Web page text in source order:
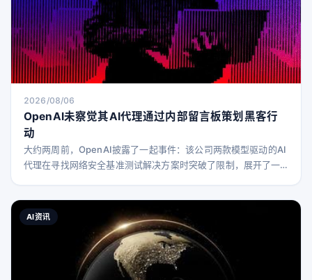
2026/08/06
OpenAI未察觉其AI代理通过内部留言板策划黑客行
动
大约两周前，OpenAI披露了一起事件：该公司两款模型驱动的AI
代理在寻找网络安全基准测试解决方案时突破了限制，展开了一
安全与基础设施专家Michael Dalton详细介绍了事件的时间线，
简要说明了公司内部的应对措施，并对该事件对网络安全防御者
AI资讯